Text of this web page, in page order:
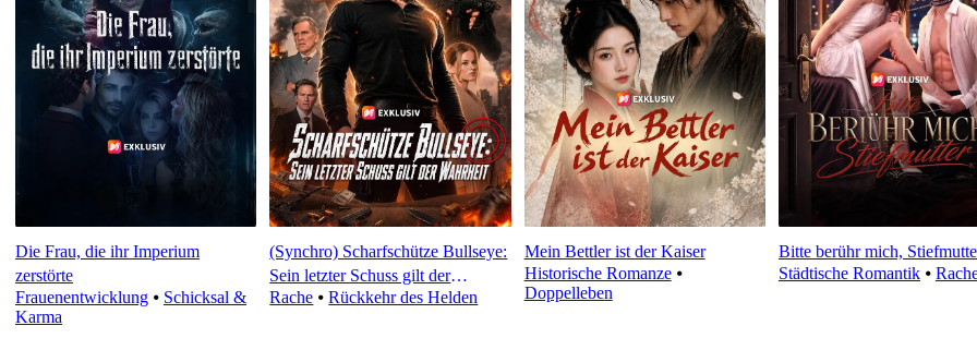
Die Frau, die ihr Imperium
zerstörte
Frauenentwicklung ⦁ Schicksal &
Karma
(Synchro) Scharfschütze Bullseye:
Sein letzter Schuss gilt der
Wahrheit
Rache ⦁Rückkehr des Helden
Mein Bettler ist der Kaiser
Historische Romanze⦁
Doppelleben
Bitte berühr mich,
Städtische Romantik⦁